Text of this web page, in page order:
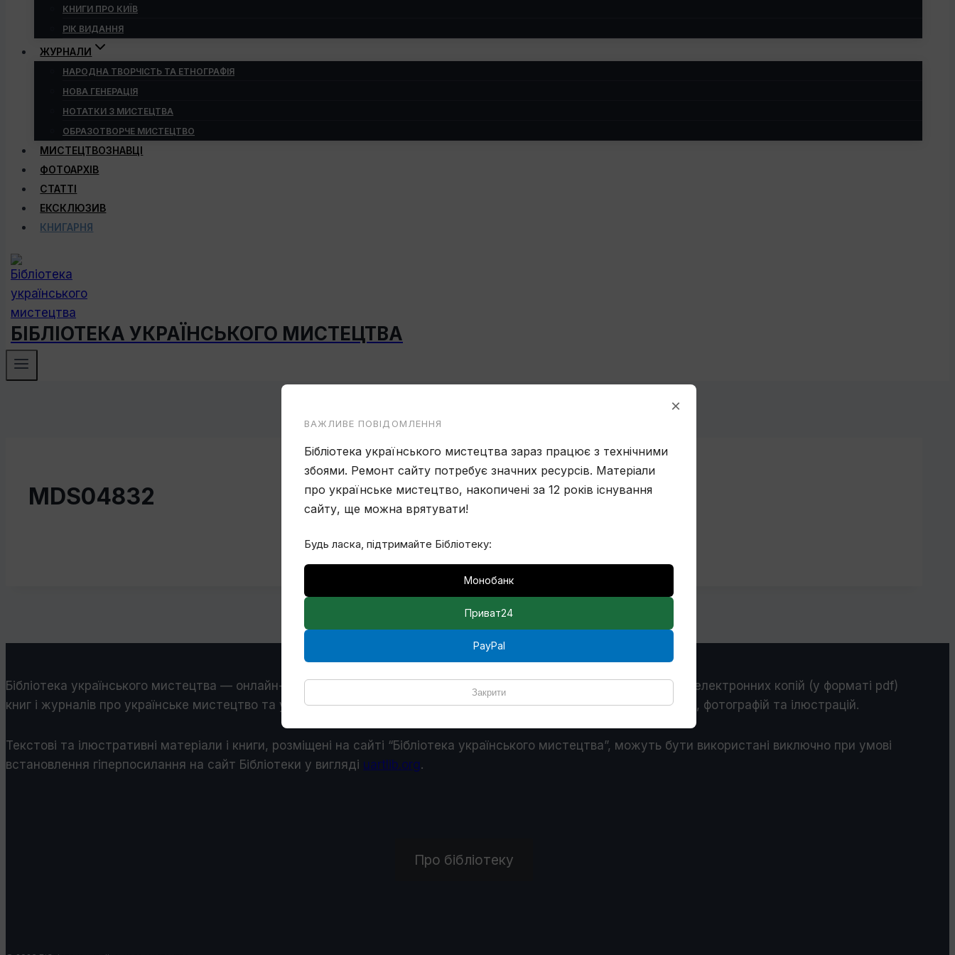
КНИГИ ПРО КИЇВ
РІК ВИДАННЯ
ЖУРНАЛИ
НАРОДНА ТВОРЧІСТЬ ТА ЕТНОГРАФІЯ
НОВА ГЕНЕРАЦІЯ
НОТАТКИ З МИСТЕЦТВА
ОБРАЗОТВОРЧЕ МИСТЕЦТВО
МИСТЕЦТВОЗНАВЦІ
ФОТОАРХІВ
СТАТТІ
ЕКСКЛЮЗИВ
КНИГАРНЯ
БІБЛІОТЕКА УКРАЇНСЬКОГО МИСТЕЦТВА
MDS04832
Бібліотека українського мистецтва — онлайн-бібліотека, розташована у Києві. Контент Бібліотеки складається з електронних копій (у форматі pdf)
книг і журналів про українське мистецтво та українських художників; біографічних довідок про українських митців, фотографій та ілюстрацій.
Текстові та ілюстративні матеріали і книги, розміщені на сайті “Бібліотека українського мистецтва”, можуть бути використані виключно при умові
встановлення гіперпосилання на сайт Бібліотеки у виглядi uartlib.org.
Про бібліотеку
×
ВАЖЛИВЕ ПОВІДОМЛЕННЯ
Бібліотека українського мистецтва зараз працює з технічними
збоями. Ремонт сайту потребує значних ресурсів. Матеріали
про українське мистецтво, накопичені за 12 років існування
сайту, ще можна врятувати!
Будь ласка, підтримайте Бібліотеку:
Монобанк
Приват24
PayPal
Закрити